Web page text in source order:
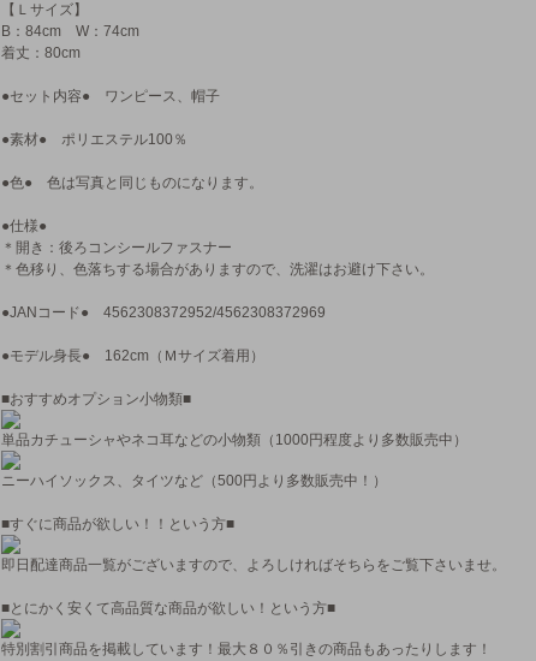
【Ｌサイズ】
B：84cm W：74cm
着丈：80cm
●セット内容● ワンピース、帽子
●素材● ポリエステル100％
●色● 色は写真と同じものになります。
●仕様●
＊開き：後ろコンシールファスナー
＊色移り、色落ちする場合がありますので、洗濯はお避け下さい。
●JANコード● 4562308372952/4562308372969
●モデル身長● 162cm（Ｍサイズ着用）
■おすすめオプション小物類■
単品カチューシャやネコ耳などの小物類（1000円程度より多数販売中）
ニーハイソックス、タイツなど（500円より多数販売中！）
■すぐに商品が欲しい！！という方■
即日配達商品一覧がございますので、よろしければそちらをご覧下さいませ。
■とにかく安くて高品質な商品が欲しい！という方■
特別割引商品を掲載しています！最大８０％引きの商品もあったりします！